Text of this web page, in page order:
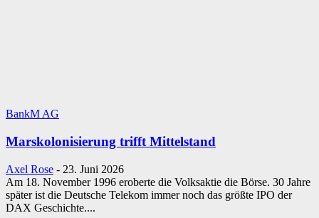
BankM AG
Marskolonisierung trifft Mittelstand
Axel Rose - 23. Juni 2026
Am 18. November 1996 eroberte die Volksaktie die Börse. 30 Jahre
später ist die Deutsche Telekom immer noch das größte IPO der
DAX Geschichte....